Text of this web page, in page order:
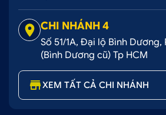
CHI NHÁNH 4
Số 51/1A, Đại lộ Bình Dương,
(Bình Dương cũ) Tp HCM
XEM TẤT CẢ CHI NHÁNH